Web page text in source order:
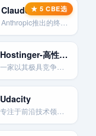
Claude Code – Anthropic终端编程工具
Anthropic推出的终端AI编程工具
Hostinger-高性价比主机选择
一家以其极具竞争力的价格和出色性能而迅速崛起的全球性主机提供商。
Udacity
专注于前沿技术领域的“纳米学位”项目，与科技巨头合作开发。